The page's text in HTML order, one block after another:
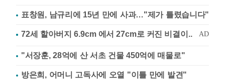
표창원, 남규리에 15년 만에 사과…"제가 틀렸습니다"
"서장훈, 28억에 산 서초 건물 450억에 매물로"
방은희, 어머니 고독사에 오열 "이틀 만에 발견"